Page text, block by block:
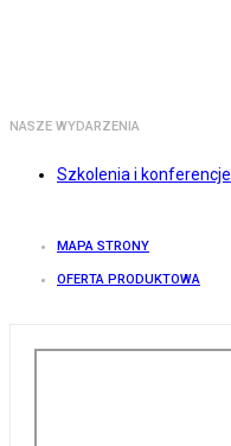
NASZE WYDARZENIA
Szkolenia i konferencje
MAPA STRONY
OFERTA PRODUKTOWA